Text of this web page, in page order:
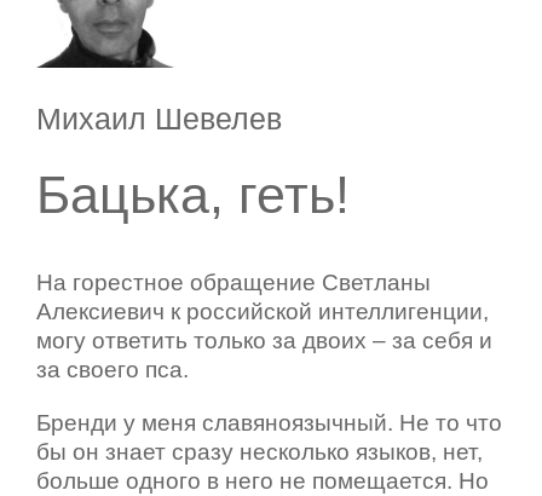
Михаил Шевелев
Бацька, геть!
На горестное обращение Светланы
Алексиевич к российской интеллигенции,
могу ответить только за двоих – за себя и
за своего пса.
Бренди у меня славяноязычный. Не то что
бы он знает сразу несколько языков, нет,
больше одного в него не помещается. Но